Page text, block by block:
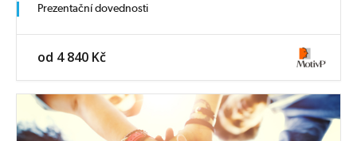
Prezentační dovednosti
od 4 840 Kč